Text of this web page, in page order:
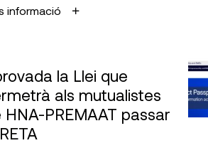
informació
la Llei que
als mutualistes
HNA-PREMAAT passar